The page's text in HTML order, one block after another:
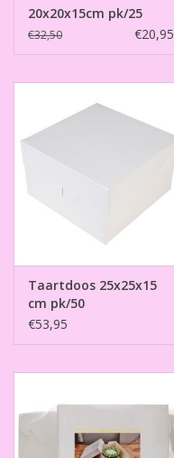
20x20x15cm pk/25
€32,50 €20,95
Taartdoos 25x25x15
cm pk/50
€53,95